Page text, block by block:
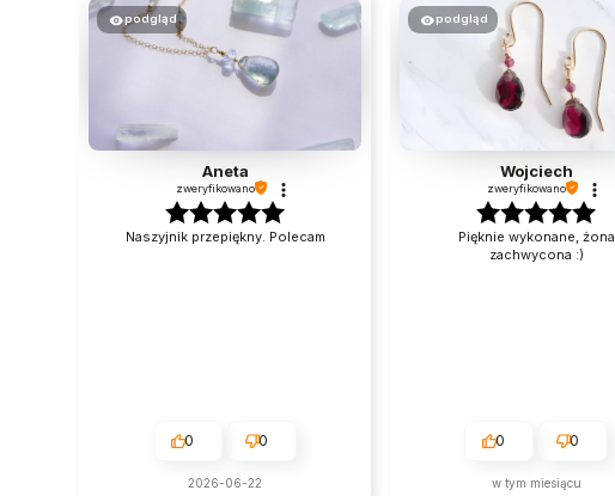
podgląd
Aneta
zweryfikowano
Naszyjnik przepiękny. Polecam
0 0
2026-06-22
podgląd
Wojciech
zweryfikowano
Pięknie wykonane, żona
zachwycona :)
0 0
w tym miesiącu